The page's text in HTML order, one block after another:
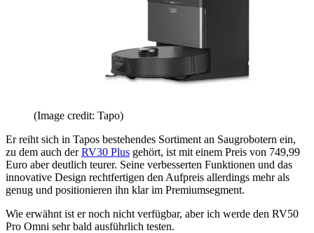
(Image credit: Tapo)
Er reiht sich in Tapos bestehendes Sortiment an Saugrobotern ein,
zu dem auch derRV30 Plus gehört, ist mit einem Preis von 749,99
Euro aber deutlich teurer. Seine verbesserten Funktionen und das
innovative Design rechtfertigen den Aufpreis allerdings mehr als
genug und positionieren ihn klar im Premiumsegment.
Wie erwähnt ist er noch nicht verfügbar, aber ich werde den RV50
Pro Omni sehr bald ausführlich testen.